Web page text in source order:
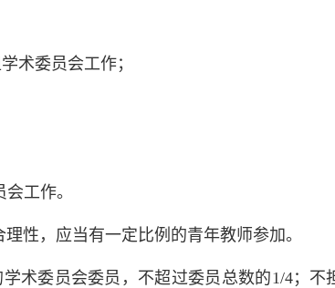
术委员会工作；
工作。
性， 应当有一定比例的青年教师参加。
术委员会委员，不超过委员总数的1/4；不